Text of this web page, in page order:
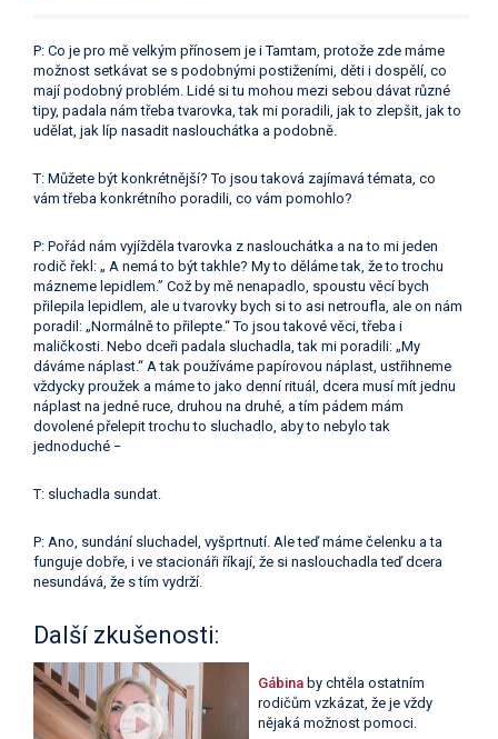
P: Co je pro mě velkým přínosem je i Tamtam, protože zde máme
možnost setkávat se s podobnými postiženími, děti i dospělí, co
mají podobný problém. Lidé si tu mohou mezi sebou dávat různé
tipy, padala nám třeba tvarovka, tak mi poradili, jak to zlepšit, jak to
udělat, jak líp nasadit naslouchátka a podobně.
T: Můžete být konkrétnější? To jsou taková zajímavá témata, co
vám třeba konkrétního poradili, co vám pomohlo?
P: Pořád nám vyjížděla tvarovka z naslouchátka a na to mi jeden
rodič řekl: „ A nemá to být takhle? My to děláme tak, že to trochu
mázneme lepidlem.” Což by mě nenapadlo, spoustu věcí bych
přilepila lepidlem, ale u tvarovky bych si to asi netroufla, ale on nám
poradil: „Normálně to přilepte.“ To jsou takové věci, třeba i
maličkosti. Nebo dceři padala sluchadla, tak mi poradili: „My
dáváme náplast.“ A tak používáme papírovou náplast, ustřihneme
vždycky proužek a máme to jako denní rituál, dcera musí mít jednu
náplast na jedné ruce, druhou na druhé, a tím pádem mám
dovolené přelepit trochu to sluchadlo, aby to nebylo tak
jednoduché −
T: sluchadla sundat.
P: Ano, sundání sluchadel, vyšprtnutí. Ale teď máme čelenku a ta
funguje dobře, i ve stacionáři říkají, že si naslouchadla teď dcera
nesundává, že s tím vydrží.
Další zkušenosti:
Gábinaby chtěla ostatním
rodičům vzkázat, že je vždy
nějaká možnost pomoci.